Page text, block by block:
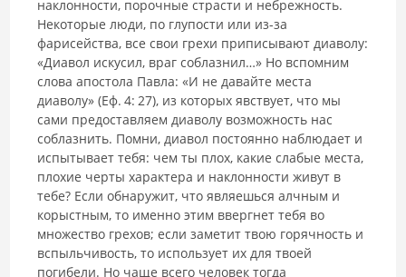
наклонности, порочные страсти и небрежность.
Некоторые люди, по глупости или из-за
фарисейства, все свои грехи приписывают диаволу:
«Диавол искусил, враг соблазнил…» Но вспомним
слова апостола Павла: «И не давайте места
диаволу» (Еф. 4: 27), из которых явствует, что мы
сами предоставляем диаволу возможность нас
соблазнить. Помни, диавол постоянно наблюдает и
испытывает тебя: чем ты плох, какие слабые места,
плохие черты характера и наклонности живут в
тебе? Если обнаружит, что являешься алчным и
корыстным, то именно этим ввергнет тебя во
множество грехов; если заметит твою горячность и
вспыльчивость, то использует их для твоей
погибели. Но чаще всего человек тогда